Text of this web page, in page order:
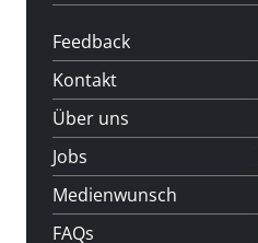
Feedback
Kontakt
Über uns
Jobs
Medienwunsch
FAQs